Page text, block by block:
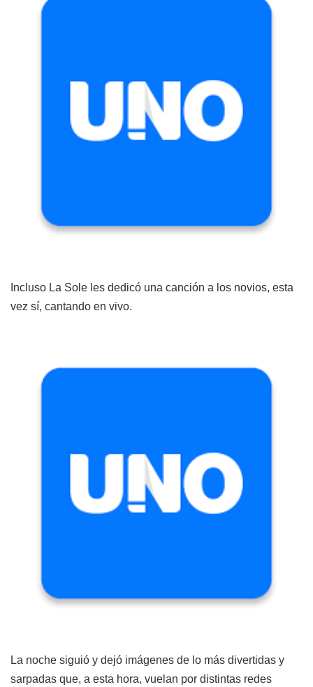
Incluso La Sole les dedicó una canción a los novios, esta
vez sí, cantando en vivo.
La noche siguió y dejó imágenes de lo más divertidas y
sarpadas que, a esta hora, vuelan por distintas redes